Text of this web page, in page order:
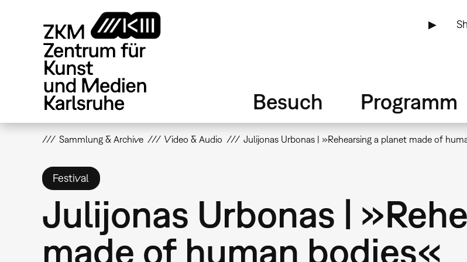
▶
Besuch Programm
Sammlung & Archive Video & Audio Julijonas Urbonas | »Rehearsing a planet made of
Festival
Julijonas Urbonas |
made of human bodies«